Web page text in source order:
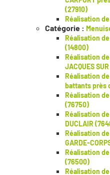
(27910)
Réalisation de
Catégorie :
Réalisation
(14800)
Réalisation
JACQUES
Réalisation
battants près
Réalisation
(76750)
Réalisation
DUCLAIR
Réalisation de
GARDE-
Réalisation
(76500)
Réalisation de